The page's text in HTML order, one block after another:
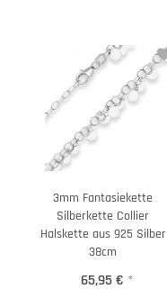
3mm Fantasiekette
Silberkette Collier
Halskette aus 925 Silber
38cm
65,95 € *